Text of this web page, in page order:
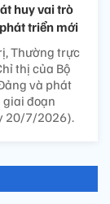
huy vai trò
triển mới
Thường trực
thị của Bộ
và phát
đoạn
20/7/2026).